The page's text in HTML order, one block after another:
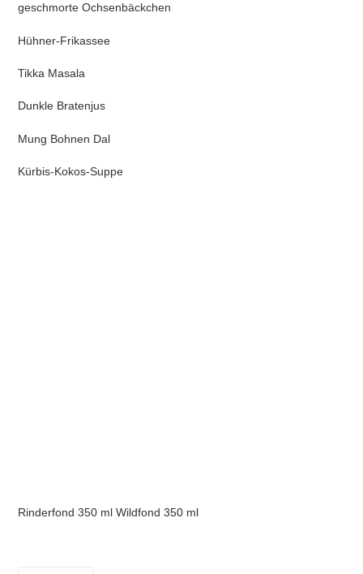
geschmorte Ochsenbäckchen
Hühner-Frikassee
Tikka Masala
Dunkle Bratenjus
Mung Bohnen Dal
Kürbis-Kokos-Suppe
Rinderfond 350 ml Wildfond 350 ml